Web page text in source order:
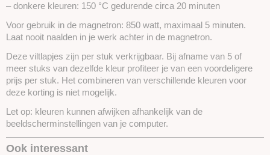
– donkere kleuren: 150 °C gedurende circa 20 minuten
Voor gebruik in de magnetron: 850 watt, maximaal 5 minuten.
Laat nooit naalden in je werk achter in de magnetron.
Deze viltlapjes zijn per stuk verkrijgbaar. Bij afname van 5 of
meer stuks van dezelfde kleur profiteer je van een voordeligere
prijs per stuk. Het combineren van verschillende kleuren voor
deze korting is niet mogelijk.
Let op: kleuren kunnen afwijken afhankelijk van de
beeldscherminstellingen van je computer.
Ook interessant